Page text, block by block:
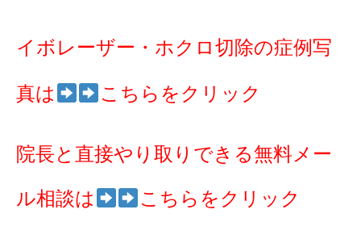
イボレーザー・ホクロ切除の症例写
真は こちらをクリック
院長と直接やり取りできる無料メー
ル相談は こちらをクリック